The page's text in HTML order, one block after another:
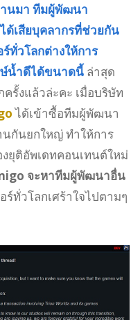
านมา ทีมผู้พัฒนา
ด้เสียบุคลากรที่ช่วยกัน
ทั่วโลกต่างให้การ
ษ์น้ำดีได้ขนาดนี้ ล่าสุด
รั้งแล้วล่ะคะ เมื่อบริษัท
ได้เข้าซื้อทีมผู้พัฒนา
กันยกใหญ่ ทำให้การ
ยุติอัพเดทคอนเทนต์ใหม่
จะหาทีมผู้พัฒนาอื่น
ร์ทั่วโลกเศร้าใจไปตามๆ